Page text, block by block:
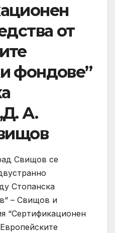
от
фондове”
А.
Свищов се
Стопанска
– Свищов и
“Сертификационен